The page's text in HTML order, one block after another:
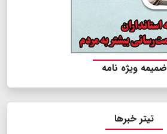
ضمیمه ویژه نامه
تیتر خبرها